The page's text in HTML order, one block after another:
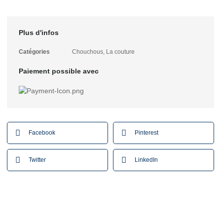
Plus d'infos
Catégories Chouchous La couture
Paiement possible avec
Facebook Pinterest
Twitter LinkedIn